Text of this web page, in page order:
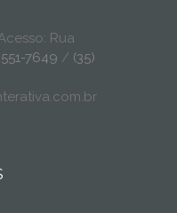
Rua
7649 / (35)